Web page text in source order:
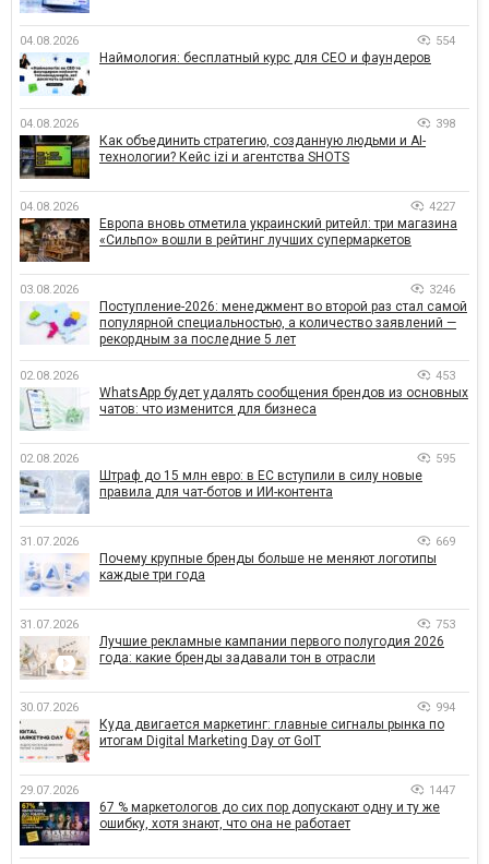
04.08.2026 554
Наймология: бесплатный курс для CEO и фаундеров
04.08.2026 398
Как объединить стратегию, созданную людьми и AI-
технологии? Кейс izi и агентства SHOTS
04.08.2026 4227
Европа вновь отметила украинский ритейл: три магазина
«Сильпо» вошли в рейтинг лучших супермаркетов
03.08.2026 3246
Поступление-2026: менеджмент во второй раз стал самой
популярной специальностью, а количество заявлений —
рекордным за последние 5 лет
02.08.2026 453
WhatsApp будет удалять сообщения брендов из основных
чатов: что изменится для бизнеса
02.08.2026 595
Штраф до 15 млн евро: в ЕС вступили в силу новые
правила для чат-ботов и ИИ-контента
31.07.2026 669
Почему крупные бренды больше не меняют логотипы
каждые три года
31.07.2026 753
Лучшие рекламные кампании первого полугодия 2026
года: какие бренды задавали тон в отрасли
30.07.2026 994
Куда двигается маркетинг: главные сигналы рынка по
итогам Digital Marketing Day от GoIT
29.07.2026 1447
67 % маркетологов до сих пор допускают одну и ту же
ошибку, хотя знают, что она не работает